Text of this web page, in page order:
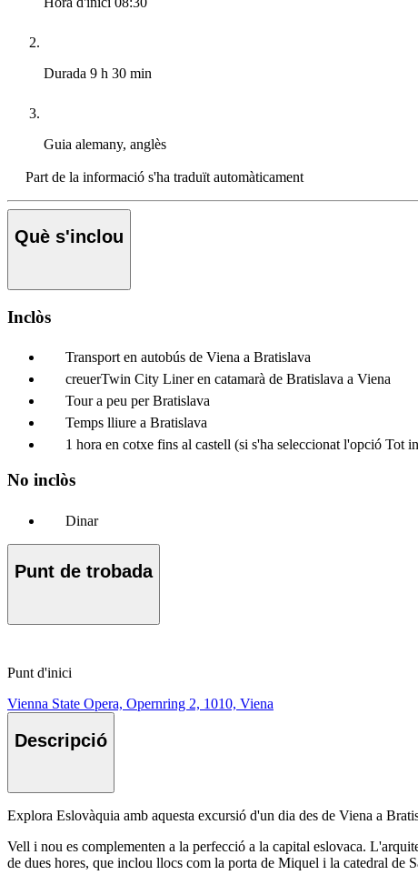
Durada 9 h 30 min
Guia alemany, anglès
Part de la informació s'ha traduït automàticament
Què s'inclou
Inclòs
Transport en autobús de Viena a Bratislava
creuerTwin City Liner en catamarà de Bratislava a Viena
Tour a peu per Bratislava
Temps lliure a Bratislava
1 hora en cotxe fins al castell (si s'ha seleccionat l'opció Tot
No inclòs
Dinar
Punt de trobada
Punt d'inici
Vienna State Opera, Opernring 2, 1010, Viena
Descripció
Explora Eslovàquia amb aquesta excursió d'un dia des de Viena a
Vell i nou es complementen a la perfecció a la capital eslovaca.
de dues hores, que inclou llocs com la porta de Miquel i la catedral